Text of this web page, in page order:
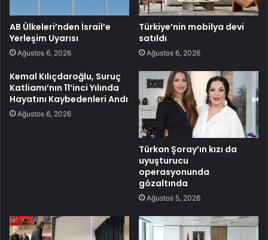
AB Ülkeleri’nden İsrail’e
Yerleşim Uyarısı
Ağustos 6, 2026
Türkiye’nin mobilya devi
satıldı
Ağustos 6, 2026
Kemal Kılıçdaroğlu, Suruç
Katliamı’nın 11’inci Yılında
Hayatını Kaybedenleri Andı
Ağustos 6, 2026
Türkan Şoray’ın kızı da
uyuşturucu
operasyonunda
gözaltında
Ağustos 5, 2026